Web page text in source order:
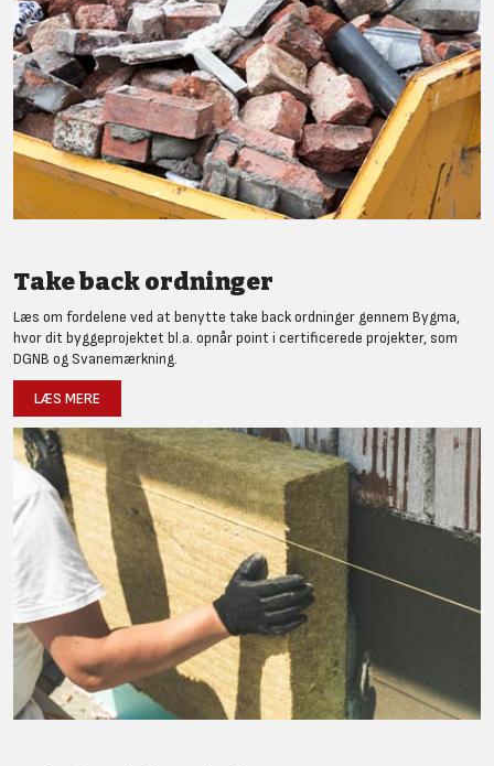
Take back ordninger
Læs om fordelene ved at benytte take back ordninger gennem Bygma,
hvor dit byggeprojektet bl.a. opnår point i certificerede projekter, som
DGNB og Svanemærkning.
LÆS MERE